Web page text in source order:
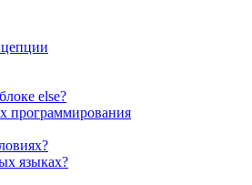
else?
программирования
языках?